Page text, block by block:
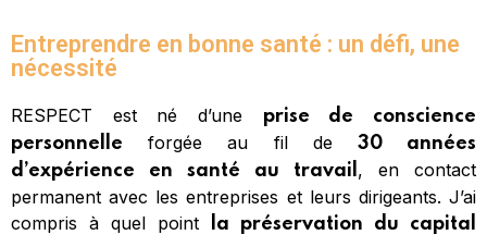
Entreprendre en bonne santé : un défi, une
nécessité
RESPECT est né d’une
prise de conscience
personnelle
forgée au fil de 30 années
d’expérience en santé au travail , en contact
permanent avec les entreprises et leurs dirigeants. J’ai
compris à quel point
la préservation du capital